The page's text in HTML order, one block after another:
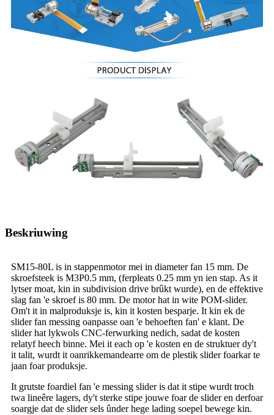
Beskriuwing
SM15-80L is in stappenmotor mei in diameter fan 15 mm. De
skroefsteek is M3P0.5 mm, (ferpleats 0.25 mm yn ien stap. As it
lytser moat, kin in subdivision drive brûkt wurde), en de effektive
slag fan 'e skroef is 80 mm. De motor hat in wite POM-slider.
Om't it in malproduksje is, kin it kosten besparje. It kin ek de
slider fan messing oanpasse oan 'e behoeften fan' e klant. De
slider hat lykwols CNC-ferwurking nedich, sadat de kosten
relatyf heech binne. Mei it each op 'e kosten en de struktuer dy't
it talit, wurdt it oanrikkemandearre om de plestik slider foarkar te
jaan foar produksje.
It grutste foardiel fan 'e messing slider is dat it stipe wurdt troch
twa lineêre lagers, dy't sterke stipe jouwe foar de slider en derfoar
soargje dat de slider sels ûnder hege lading soepel bewege kin.